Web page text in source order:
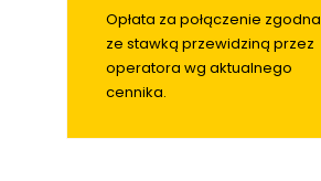
Opłata za połączenie zgodna
ze stawką przewidziną przez
operatora wg aktualnego
cennika.